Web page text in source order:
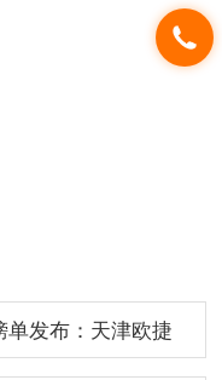
单发布：天津欧捷